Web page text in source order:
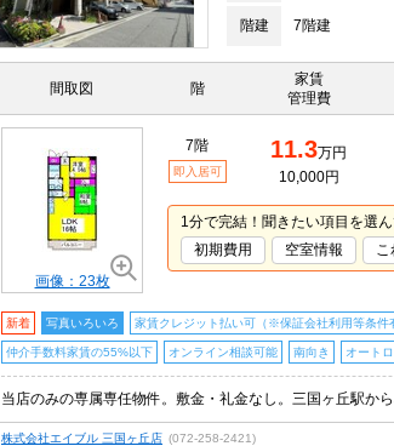
階建 7階建
間取図 階
家賃
管理費
画像：23枚
7階
即入居可
11.3万円
10,000円
1分で完結！聞きたい項目を選
初期費用
空室情報
新着 写真いろいろ 家賃クレジット払い可（※保証会社利用等条件
仲介手数料家賃の55%以下 オンライン相談可能 南向き オート
株式会社エイブル 三国ヶ丘店 (072-258-2421)